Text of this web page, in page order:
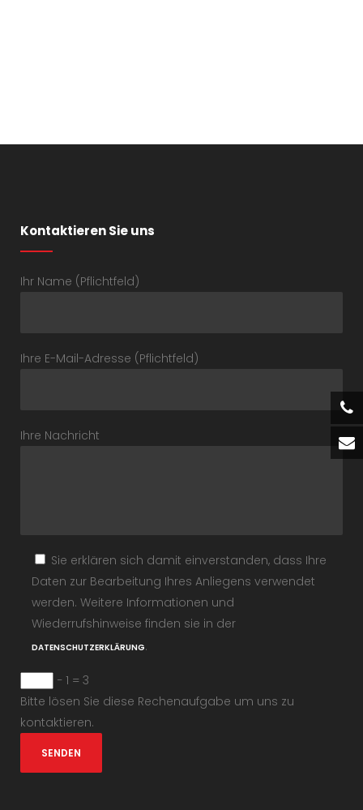
Kontaktieren Sie uns
Ihr Name (Pflichtfeld)
Ihre E-Mail-Adresse (Pflichtfeld)
Ihre Nachricht
Sie erklären sich damit einverstanden, dass Ihre
Daten zur Bearbeitung Ihres Anliegens verwendet
werden. Weitere Informationen und
Wiederrufshinweise finden sie in der
DATENSCHUTZERKLÄRUNG.
− 1 = 3
Bitte lösen Sie diese Rechenaufgabe um uns zu
kontaktieren.